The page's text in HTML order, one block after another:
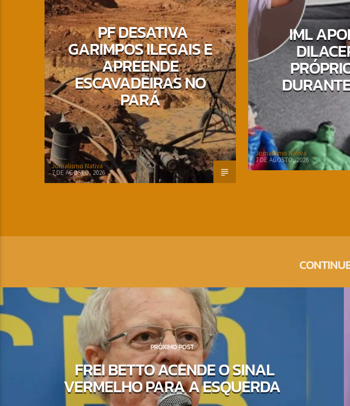
PF DESATIVA
GARIMPOS ILEGAIS E
APREENDE
ESCAVADEIRAS NO
PARÁ
Jornalismo Nativa
7 DE AGOSTO, 2026
IML
Jornalismo Nativa
7 DE AGOSTO, 2026
PRÓXIMO POST
FREI BETTO ACENDE O SINAL
VERMELHO PARA A ESQUERDA